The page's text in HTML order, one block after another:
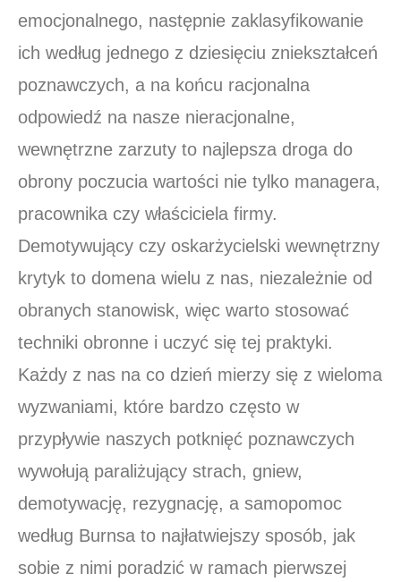
emocjonalnego, następnie zaklasyfikowanie
ich według jednego z dziesięciu zniekształceń
poznawczych, a na końcu racjonalna
odpowiedź na nasze nieracjonalne,
wewnętrzne zarzuty to najlepsza droga do
obrony poczucia wartości nie tylko managera,
pracownika czy właściciela firmy.
Demotywujący czy oskarżycielski wewnętrzny
krytyk to domena wielu z nas, niezależnie od
obranych stanowisk, więc warto stosować
techniki obronne i uczyć się tej praktyki.
Każdy z nas na co dzień mierzy się z wieloma
wyzwaniami, które bardzo często w
przypływie naszych potknięć poznawczych
wywołują paraliżujący strach, gniew,
demotywację, rezygnację, a samopomoc
według Burnsa to najłatwiejszy sposób, jak
sobie z nimi poradzić w ramach pierwszej